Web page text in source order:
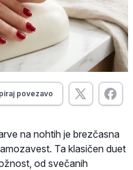
povezavo
na nohtih je brezčasna
Ta klasičen duet
od svečanih